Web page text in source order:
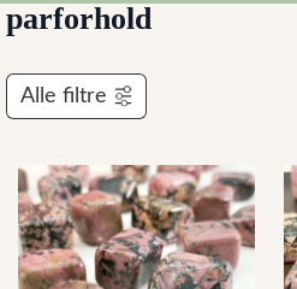
parforhold
Alle filtre